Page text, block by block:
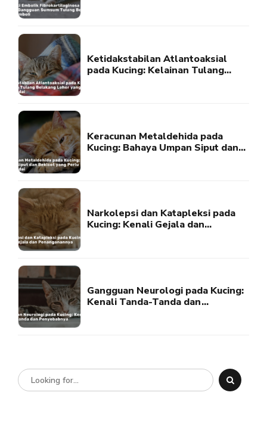
Ketidakstabilan Atlantoaksial
pada Kucing: Kelainan Tulang
Keracunan Metaldehida pada
Kucing: Bahaya Umpan Siput dan
Narkolepsi dan Katapleksi pada
Kucing: Kenali Gejala dan
Gangguan Neurologi pada Kucing:
Kenali Tanda-Tanda dan